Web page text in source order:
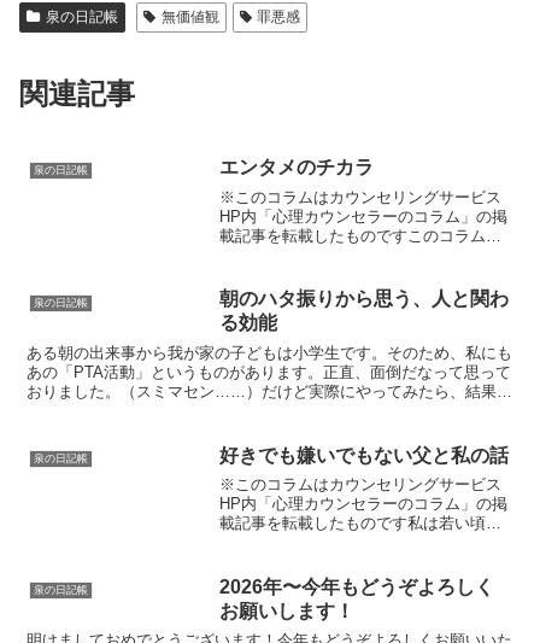
泉の日記帳 無価値観 罪悪感
関連記事
泉の日記帳 エンタメのチカラ
※このコラムはカウンセリングサービス
HP内「心理カウンセラーのコラム」の掲
載記事を転載したものですこのコラムを
す。俗にいう“〇〇ロス”というやつです。
ドラマの期間は毎週...
泉の日記帳
朝のハタ振りから思う、人と関わ
る効能
ある朝の出来事から我が家の子どもは小学生です。そのため、私にも
あの「PTA活動」というものがあります。正直、面倒だなって思って
おりました。（スミマセン……）だけど実際にやってみたら、結果と
泉の日記帳 好きでも嫌いでもない父と私の話
※このコラムはカウンセリングサービス
HP内「心理カウンセラーのコラム」の掲
載記事を転載したものです私は若い頃か
も暴力的でもなく親子の会話もあった
し、不自由なく大学まで行...
泉の日記帳
2026年〜今年もどうぞよろしく
お願いします！